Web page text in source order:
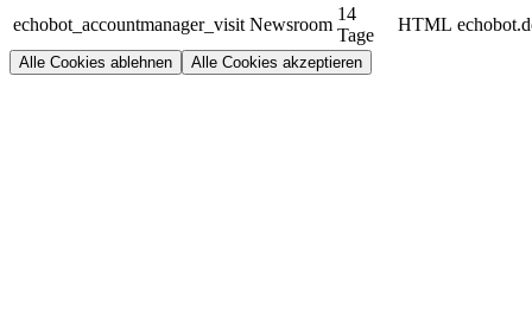
echobot_accountmanager_visit Newsroom
14
Tage
HTML
Alle Cookies ablehnen Alle Cookies akzeptieren